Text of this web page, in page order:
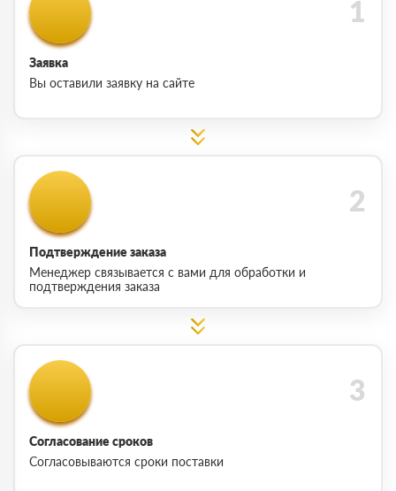
Заявка
Вы оставили заявку на сайте
Подтверждение заказа
Менеджер связывается с вами для обработки и
подтверждения заказа
Согласование сроков
Согласовываются сроки поставки